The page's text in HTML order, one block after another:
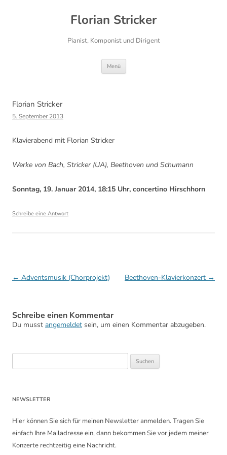
Florian Stricker
Pianist, Komponist und Dirigent
Menü Zum
springen
Florian Stricker
5. September 2013
Klavierabend mit Florian Stricker
Werke von Bach, Stricker (UA), Beethoven und Schumann
Sonntag, 19. Januar 2014, 18:15 Uhr, concertino Hirschhorn
Schreibe eine Antwort
Beitragsnavigation
← Adventsmusik (Chorprojekt) Beethoven-Klavierkonzert →
Schreibe einen Kommentar
Du musst angemeldet sein, um einen Kommentar abzugeben.
nach:
NEWSLETTER
Hier können Sie sich für meinen Newsletter anmelden. Tragen Sie
einfach Ihre Mailadresse ein, dann bekommen Sie vor jedem meiner
Konzerte rechtzeitig eine Nachricht.